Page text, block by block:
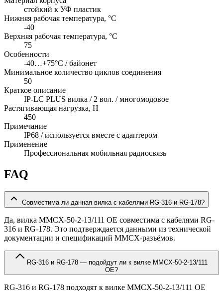
стойкий к УФ пластик
Нижняя рабочая температура, °C
-40
Верхняя рабочая температура, °C
75
Особенности
-40…+75°C / байонет
Минимальное количество циклов соединения
50
Краткое описание
IP-LC PLUS вилка / 2 вол. / многомодовое
Растягивающая нагрузка, Н
450
Примечание
IP68 / используется вместе с адаптером
Применение
Профессиональная мобильная радиосвязь
FAQ
Совместима ли данная вилка с кабелями RG-316 и RG-178?
Да, вилка MMCX-50-2-13/111 OE совместима с кабелями RG-
316 и RG-178. Это подтверждается данными из технической
документации и спецификаций MMCX-разъёмов.
OE?
RG-316 и RG-178 подходят к вилке MMCX-50-2-13/111 OE